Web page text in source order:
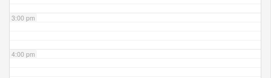
3:00 pm
4:00 pm